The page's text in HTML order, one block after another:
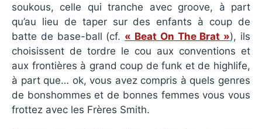
soukous, celle qui tranche avec groove, à part
qu’au lieu de taper sur des enfants à coup de
batte de base-ball (cf. « Beat On The Brat »), ils
choisissent de tordre le cou aux conventions et
aux frontières à grand coup de funk et de highlife,
à part que… ok, vous avez compris à quels genres
de bonshommes et de bonnes femmes vous vous
frottez avec les Frères Smith.